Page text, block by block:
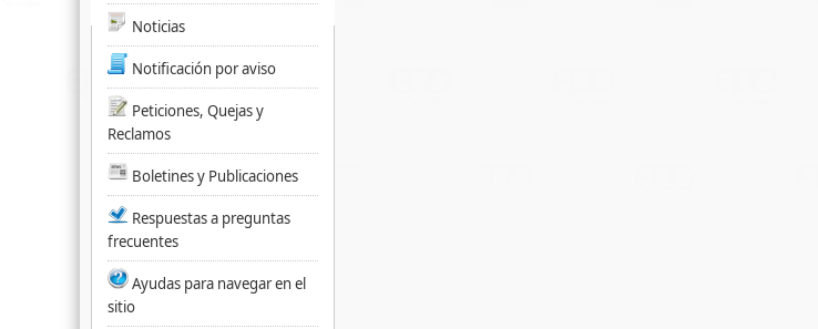
Noticias
Notificación por aviso
Peticiones, Quejas y
Reclamos
Boletines y Publicaciones
Respuestas a preguntas
frecuentes
Ayudas para navegar en el
sitio